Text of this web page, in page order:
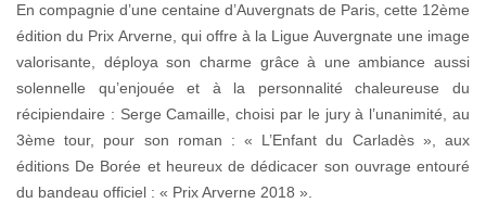
En compagnie d’une centaine d’Auvergnats de Paris, cette 12ème
édition du Prix Arverne, qui offre à la Ligue Auvergnate une image
valorisante, déploya son charme grâce à une ambiance aussi
solennelle qu’enjouée et à la personnalité chaleureuse du
récipiendaire : Serge Camaille, choisi par le jury à l’unanimité, au
3ème tour, pour son roman : « L’Enfant du Carladès », aux
éditions De Borée et heureux de dédicacer son ouvrage entouré
du bandeau officiel : « Prix Arverne 2018 ».